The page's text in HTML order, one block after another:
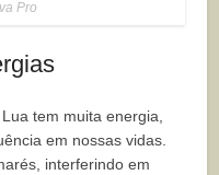
Pro
tem muita energia,
em nossas vidas.
interferindo em